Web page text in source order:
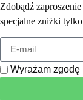
Zdobądź
specjalne zniżki
Wyrażam zgodę